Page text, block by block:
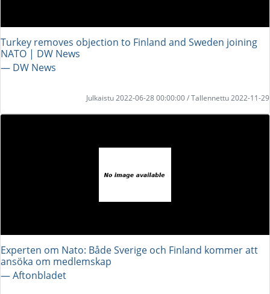
Turkey removes objection to Finland and Sweden joining
NATO | DW News
― DW News
Julkaistu 2022-06-28 00:00:00 / Tallennettu 2022-11-29
Experten om Nato: Både Sverige och Finland kommer att
ansöka om medlemskap
― Aftonbladet